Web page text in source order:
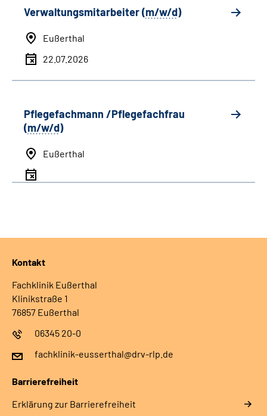
Verwaltungsmitarbeiter (m/w/d)
Eußerthal
22.07.2026
Pflegefachmann /Pflegefachfrau
(m/w/d)
Eußerthal
Kontakt
Fachklinik Eußerthal
Klinikstraße 1
76857 Eußerthal
06345 20-0
fachklinik-eusserthal@drv-rlp.de
Barrierefreiheit
Erklärung zur Barrierefreiheit